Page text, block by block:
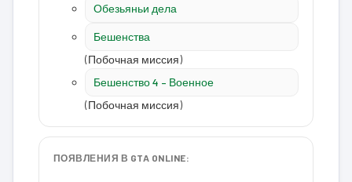
Обезьяньи дела
Бешенства
(Побочная миссия)
Бешенство 4 – Военное
(Побочная миссия)
ПОЯВЛЕНИЯ В GTA ONLINE: